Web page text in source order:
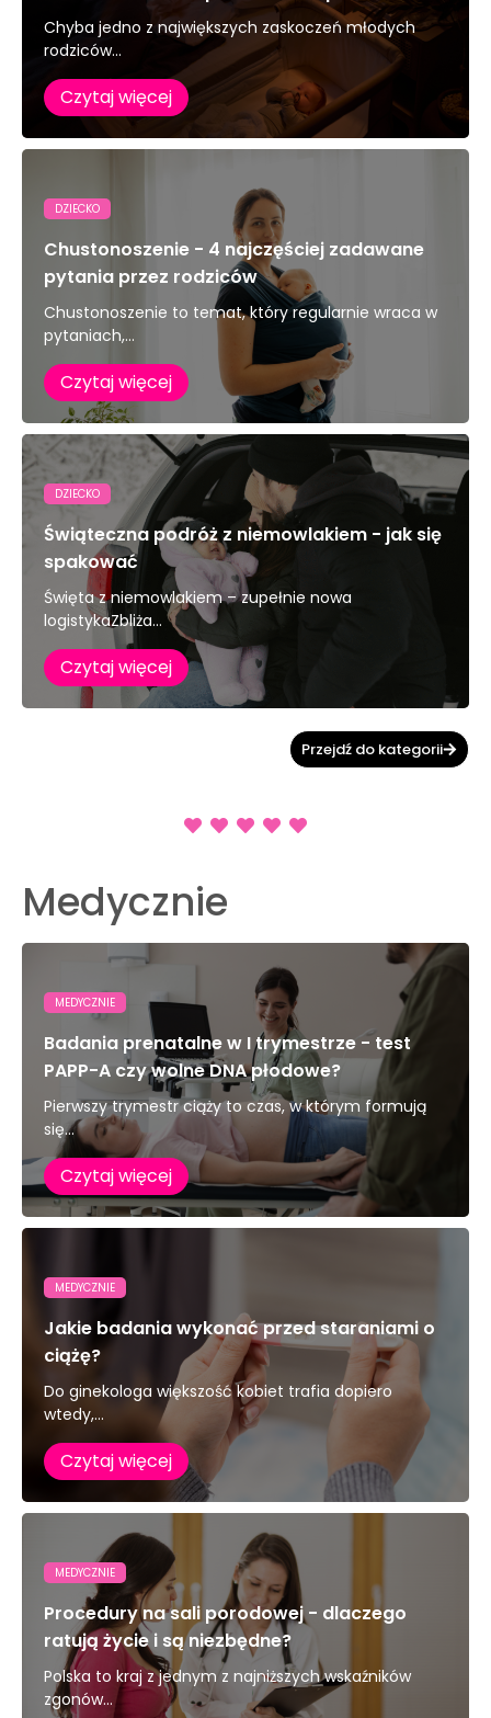
Chyba jedno z największych zaskoczeń młodych
rodziców...
Czytaj więcej
DZIECKO
Chustonoszenie - 4 najczęściej zadawane
pytania przez rodziców
Chustonoszenie to temat, który regularnie wraca w
pytaniach,...
Czytaj więcej
DZIECKO
Świąteczna podróż z niemowlakiem - jak się
spakować
Święta z niemowlakiem – zupełnie nowa
logistykaZbliża...
Czytaj więcej
Przejdź do kategorii
Medycznie
MEDYCZNIE
Badania prenatalne w I trymestrze - test
PAPP-A czy wolne DNA płodowe?
Pierwszy trymestr ciąży to czas, w którym formują
się...
Czytaj więcej
MEDYCZNIE
Jakie badania wykonać przed staraniami o
ciążę?
Do ginekologa większość kobiet trafia dopiero
wtedy,...
Czytaj więcej
MEDYCZNIE
Procedury na sali porodowej - dlaczego
ratują życie i są niezbędne?
Polska to kraj z jednym z najniższych wskaźników
zgonów...